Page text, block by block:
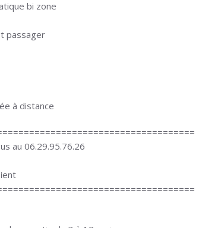
bi zone
passager
à distance
au 06.29.95.76.26